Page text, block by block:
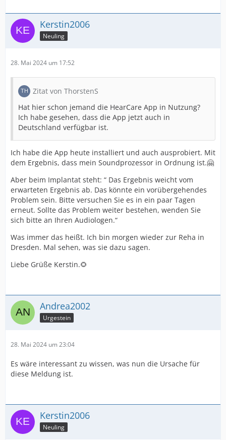
Kerstin2006
Neuling
28. Mai 2024 um 17:52
Zitat von ThorstenS
Hat hier schon jemand die HearCare App in Nutzung?
Ich habe gesehen, dass die App jetzt auch in
Deutschland verfügbar ist.
Ich habe die App heute installiert und auch ausprobiert. Mit
dem Ergebnis, dass mein Soundprozessor in Ordnung ist.🤗
Aber beim Implantat steht: “ Das Ergebnis weicht vom
erwarteten Ergebnis ab. Das könnte ein vorübergehendes
Problem sein. Bitte versuchen Sie es in ein paar Tagen
erneut. Sollte das Problem weiter bestehen, wenden Sie
sich bitte an Ihren Audiologen.“
Was immer das heißt. Ich bin morgen wieder zur Reha in
Dresden. Mal sehen, was sie dazu sagen.
Liebe Grüße Kerstin.🌻
Andrea2002
Urgestein
28. Mai 2024 um 23:04
Es wäre interessant zu wissen, was nun die Ursache für
diese Meldung ist.
Kerstin2006
Neuling